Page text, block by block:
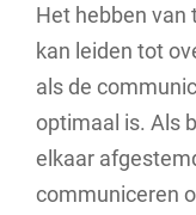
Het hebben
kan leiden tot
als de
optimaal is. Als
elkaar
communiceren